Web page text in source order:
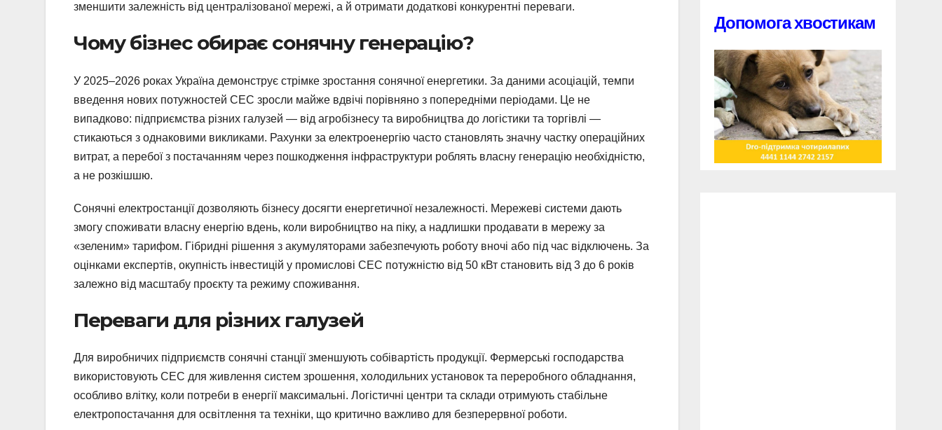
зменшити залежність від централізованої мережі, а й отримати додаткові конкурентні переваги.
Чому бізнес обирає сонячну генерацію?
У 2025–2026 роках Україна демонструє стрімке зростання сонячної енергетики. За даними асоціацій, темпи
введення нових потужностей СЕС зросли майже вдвічі порівняно з попередніми періодами. Це не
випадково: підприємства різних галузей — від агробізнесу та виробництва до логістики та торгівлі —
стикаються з однаковими викликами. Рахунки за електроенергію часто становлять значну частку операційних
витрат, а перебої з постачанням через пошкодження інфраструктури роблять власну генерацію необхідністю,
а не розкішшю.
Сонячні електростанції дозволяють бізнесу досягти енергетичної незалежності. Мережеві системи дають
змогу споживати власну енергію вдень, коли виробництво на піку, а надлишки продавати в мережу за
«зеленим» тарифом. Гібридні рішення з акумуляторами забезпечують роботу вночі або під час відключень. За
оцінками експертів, окупність інвестицій у промислові СЕС потужністю від 50 кВт становить від 3 до 6 років
залежно від масштабу проєкту та режиму споживання.
Переваги для різних галузей
Для виробничих підприємств сонячні станції зменшують собівартість продукції. Фермерські господарства
використовують СЕС для живлення систем зрошення, холодильних установок та переробного обладнання,
особливо влітку, коли потреби в енергії максимальні. Логістичні центри та склади отримують стабільне
електропостачання для освітлення та техніки, що критично важливо для безперервної роботи.
Допомога хвостикам